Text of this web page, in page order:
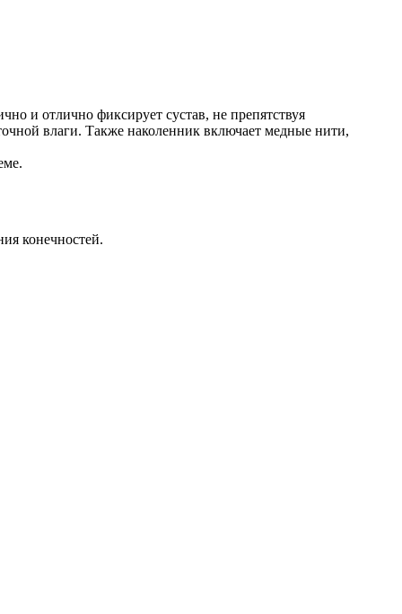
и отлично фиксирует сустав, не препятствуя
влаги. Также наколенник включает медные нити,
конечностей.